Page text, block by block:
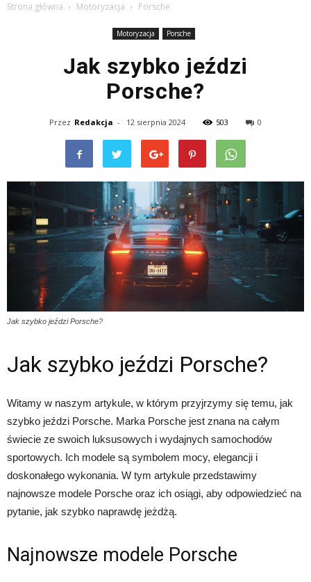
Strona główna Motoryzacja Porsche
Motoryzacja Porsche
Jak szybko jeździ
Porsche?
Przez Redakcja - 12 sierpnia 2024 503 0
Jak szybko jeździ Porsche?
Jak szybko jeździ Porsche?
Witamy w naszym artykule, w którym przyjrzymy się temu, jak
szybko jeździ Porsche. Marka Porsche jest znana na całym
świecie ze swoich luksusowych i wydajnych samochodów
sportowych. Ich modele są symbolem mocy, elegancji i
doskonałego wykonania. W tym artykule przedstawimy
najnowsze modele Porsche oraz ich osiągi, aby odpowiedzieć na
pytanie, jak szybko naprawdę jeżdżą.
Najnowsze modele Porsche